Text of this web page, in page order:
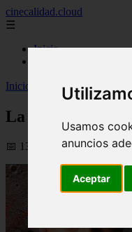
Usamos
anuncios
Aceptar
cinecalidad.cloud
☰
Inicio
Inicio finalexplicadolat
La Chica de la
📅 13/02/2026